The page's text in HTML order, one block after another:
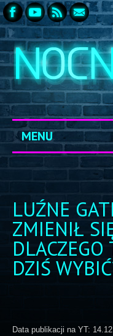
MENU
START
ARCHIWUM
KONTAKT
LOGOWANIE
LUŹNE
ZMIENIŁ
DLACZEGO
DZIŚ
Data publikacji na YT: